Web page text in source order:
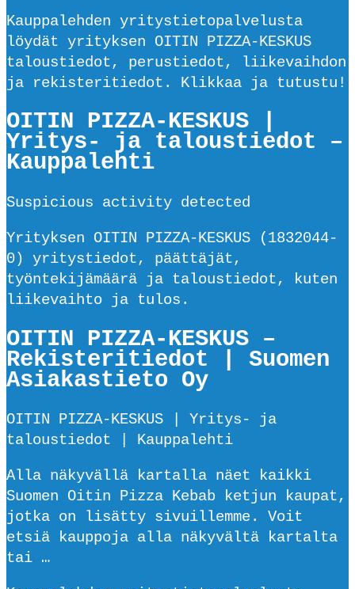
Kauppalehden yritystietopalvelusta
löydät yrityksen OITIN PIZZA-KESKUS
taloustiedot, perustiedot, liikevaihdon
ja rekisteritiedot. Klikkaa ja tutustu!
OITIN PIZZA-KESKUS |
Yritys- ja taloustiedot –
Kauppalehti
Suspicious activity detected
Yrityksen OITIN PIZZA-KESKUS (1832044-
0) yritystiedot, päättäjät,
työntekijämäärä ja taloustiedot, kuten
liikevaihto ja tulos.
OITIN PIZZA-KESKUS –
Rekisteritiedot | Suomen
Asiakastieto Oy
OITIN PIZZA-KESKUS | Yritys- ja
taloustiedot | Kauppalehti
Alla näkyvällä kartalla näet kaikki
Suomen Oitin Pizza Kebab ketjun kaupat,
jotka on lisätty sivuillemme. Voit
etsiä kauppoja alla näkyvältä kartalta
tai …